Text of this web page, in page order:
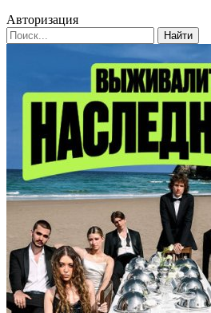
Авторизация
Найти